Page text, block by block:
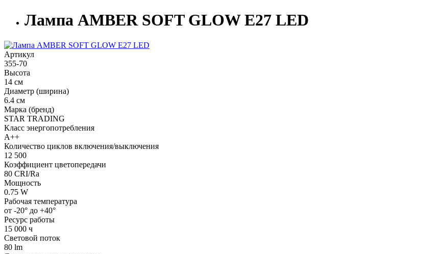
Лампа AMBER SOFT GLOW Е27 LED
Артикул
355-70
Высота
14 см
Диаметр (ширина)
6.4 см
Марка (бренд)
STAR TRADING
Класс энергопотребления
А++
Количество циклов включения/выключения
12 500
Коэффициент цветопередачи
80 CRI/Ra
Мощность
0.75 W
Рабочая температура
от -20° до +40°
Ресурс работы
15 000 ч
Световой поток
80 lm